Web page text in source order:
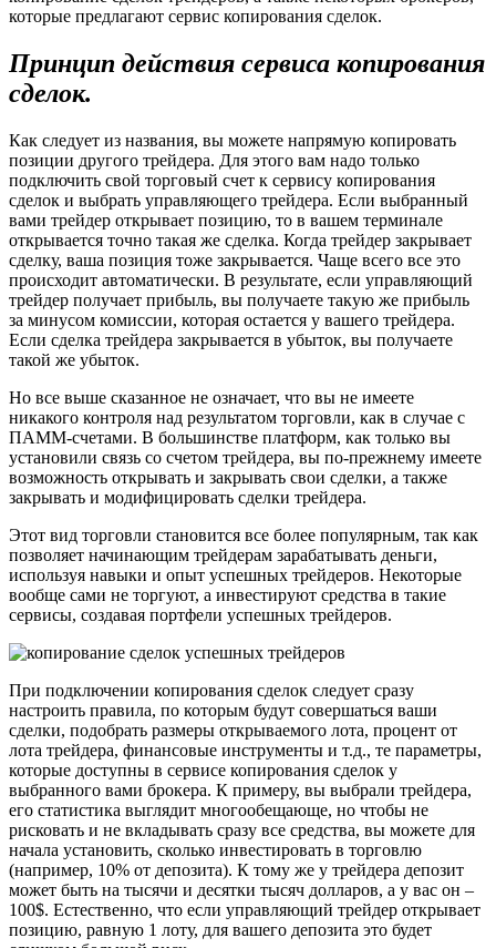
которые предлагают сервис копирования сделок.
Принцип действия сервиса копирования
сделок.
Как следует из названия, вы можете напрямую копировать
позиции другого трейдера. Для этого вам надо только
подключить свой торговый счет к сервису копирования
сделок и выбрать управляющего трейдера. Если выбранный
вами трейдер открывает позицию, то в вашем терминале
открывается точно такая же сделка. Когда трейдер закрывает
сделку, ваша позиция тоже закрывается. Чаще всего все это
происходит автоматически. В результате, если управляющий
трейдер получает прибыль, вы получаете такую же прибыль
за минусом комиссии, которая остается у вашего трейдера.
Если сделка трейдера закрывается в убыток, вы получаете
такой же убыток.
Но все выше сказанное не означает, что вы не имеете
никакого контроля над результатом торговли, как в случае с
ПАММ-счетами. В большинстве платформ, как только вы
установили связь со счетом трейдера, вы по-прежнему имеете
возможность открывать и закрывать свои сделки, а также
закрывать и модифицировать сделки трейдера.
Этот вид торговли становится все более популярным, так как
позволяет начинающим трейдерам зарабатывать деньги,
используя навыки и опыт успешных трейдеров. Некоторые
вообще сами не торгуют, а инвестируют средства в такие
сервисы, создавая портфели успешных трейдеров.
При подключении копирования сделок следует сразу
настроить правила, по которым будут совершаться ваши
сделки, подобрать размеры открываемого лота, процент от
лота трейдера, финансовые инструменты и т.д., те параметры,
которые доступны в сервисе копирования сделок у
выбранного вами брокера. К примеру, вы выбрали трейдера,
его статистика выглядит многообещающе, но чтобы не
рисковать и не вкладывать сразу все средства, вы можете для
начала установить, сколько инвестировать в торговлю
(например, 10% от депозита). К тому же у трейдера депозит
может быть на тысячи и десятки тысяч долларов, а у вас он –
100$. Естественно, что если управляющий трейдер открывает
позицию, равную 1 лоту, для вашего депозита это будет